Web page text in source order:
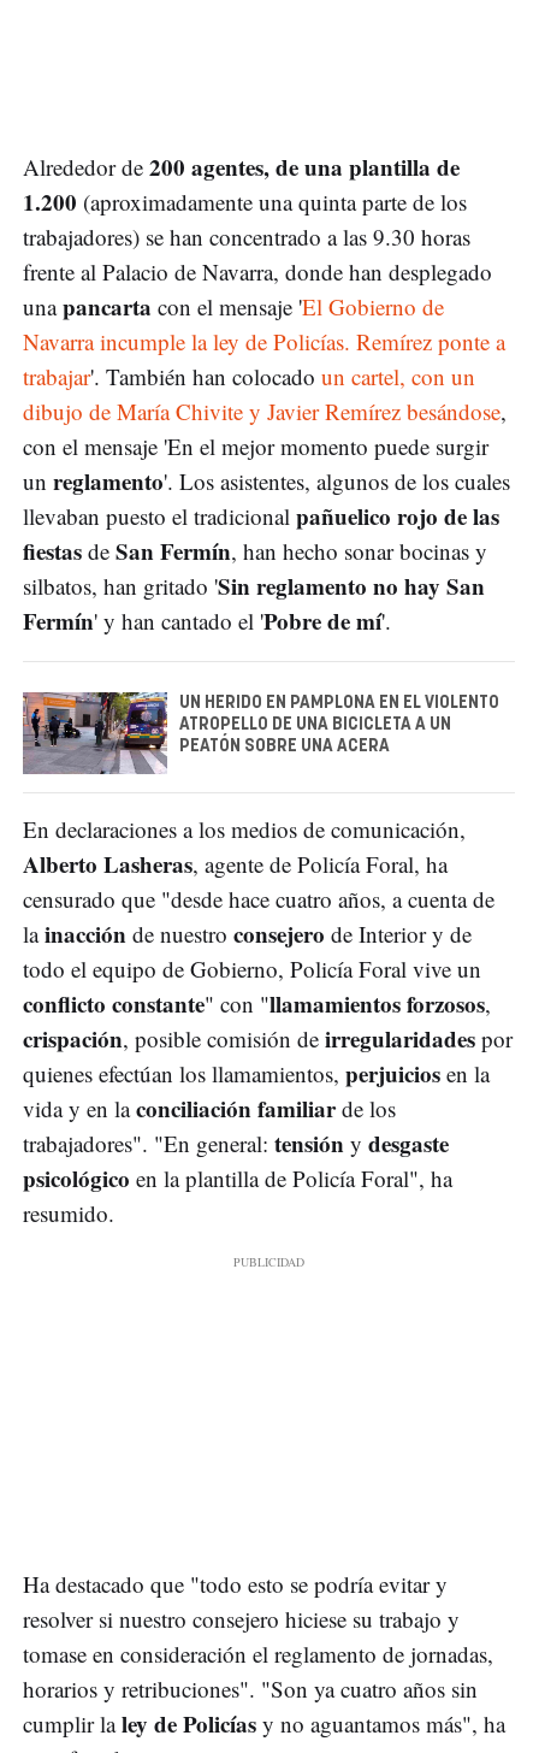
Alrededor de 200 agentes, de una plantilla de
1.200 (aproximadamente una quinta parte de los
trabajadores) se han concentrado a las 9.30 horas
frente al Palacio de Navarra, donde han desplegado
unapancarta con el mensaje 'El Gobierno de
Navarra incumple la ley de Policías. Remírez ponte a
trabajar'. También han colocado un cartel, con un
dibujo de María Chivite y Javier Remírez besándose,
con el mensaje 'En el mejor momento puede surgir
un reglamento'. Los asistentes, algunos de los cuales
llevaban puesto el tradicional pañuelico rojo de las
fiestas de San Fermín, han hecho sonar bocinas y
silbatos, han gritado 'Sin reglamento no hay San
Fermín' y han cantado el 'Pobre de mí'.
UN HERIDO EN PAMPLONA EN EL VIOLENTO
ATROPELLO DE UNA BICICLETA A UN
PEATÓN SOBRE UNA ACERA
En declaraciones a los medios de comunicación,
Alberto Lasheras, agente de Policía Foral, ha
censurado que "desde hace cuatro años, a cuenta de
lainacción de nuestro consejero de Interior y de
todo el equipo de Gobierno, Policía Foral vive un
conflicto constante" con "llamamientos forzosos,
crispación, posible comisión de irregularidades por
quienes efectúan los llamamientos, perjuicios en la
vida y en laconciliación familiarde los
trabajadores". "En general: tensión y desgaste
psicológico en la plantilla de Policía Foral", ha
resumido.
Ha destacado que "todo esto se podría evitar y
resolver si nuestro consejero hiciese su trabajo y
tomase en consideración el reglamento de jornadas,
horarios y retribuciones". "Son ya cuatro años sin
cumplir laley de Policías y no aguantamos más", ha